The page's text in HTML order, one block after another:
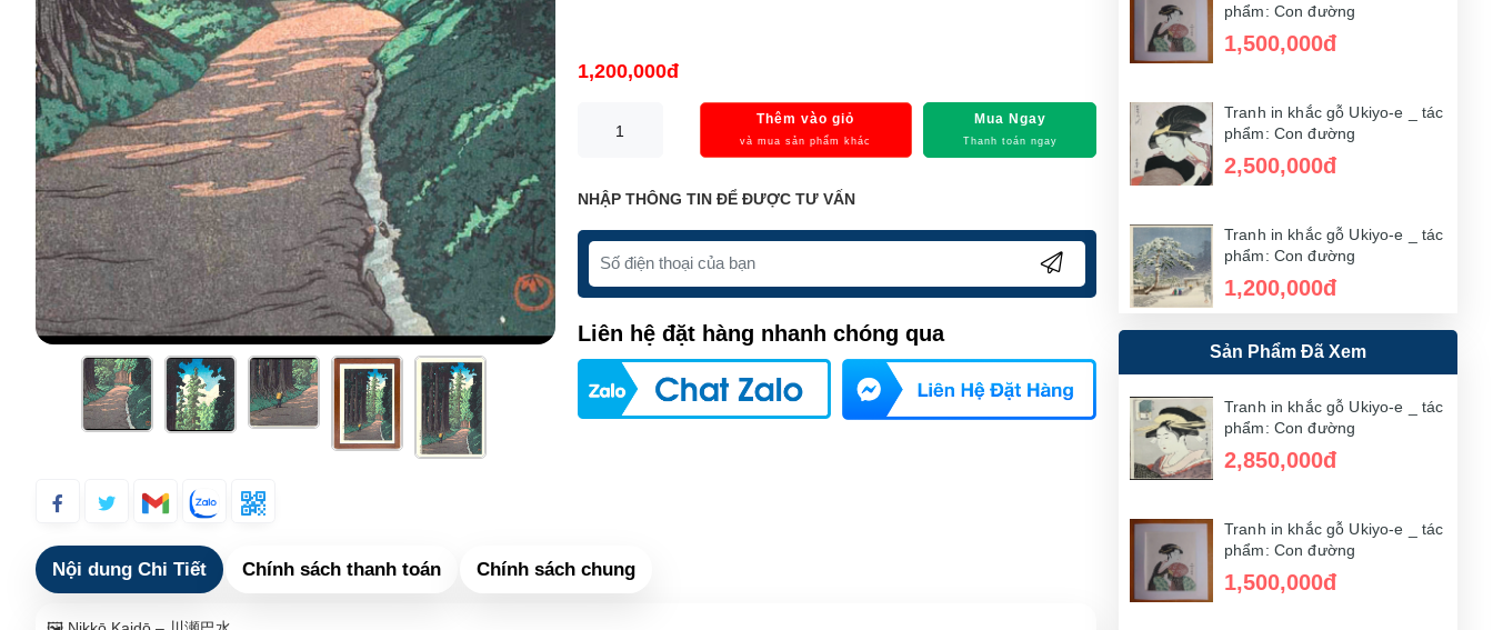
1,200,000đ
Thêm vào giỏ
và mua sản phẩm khác
Mua Ngay
Thanh toán ngay
NHẬP THÔNG TIN ĐỂ ĐƯỢC TƯ VẤN
Liên hệ đặt hàng nhanh chóng qua
Nội dung Chi Tiết Chính sách thanh toán Chính sách chung
phẩm: Con đường
1,500,000đ
Tranh in khắc gỗ Ukiyo-e _ tác
phẩm: Con đường
2,500,000đ
Tranh in khắc gỗ Ukiyo-e _ tác
phẩm: Con đường
1,200,000đ
Tranh in khắc gỗ Ukiyo-e _ tác
phẩm: Con đường
1,200,000đ
1,100,000đ
Sản Phẩm Đã Xem
Tranh in khắc gỗ Ukiyo-e _ tác
phẩm: Con đường
2,850,000đ
Tranh in khắc gỗ Ukiyo-e _ tác
phẩm: Con đường
1,500,000đ